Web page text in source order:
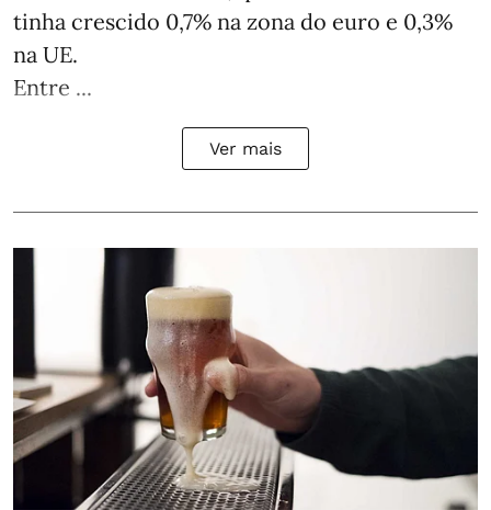
tinha crescido 0,7% na zona do euro e 0,3%
na UE.
Entre ...
Ver mais